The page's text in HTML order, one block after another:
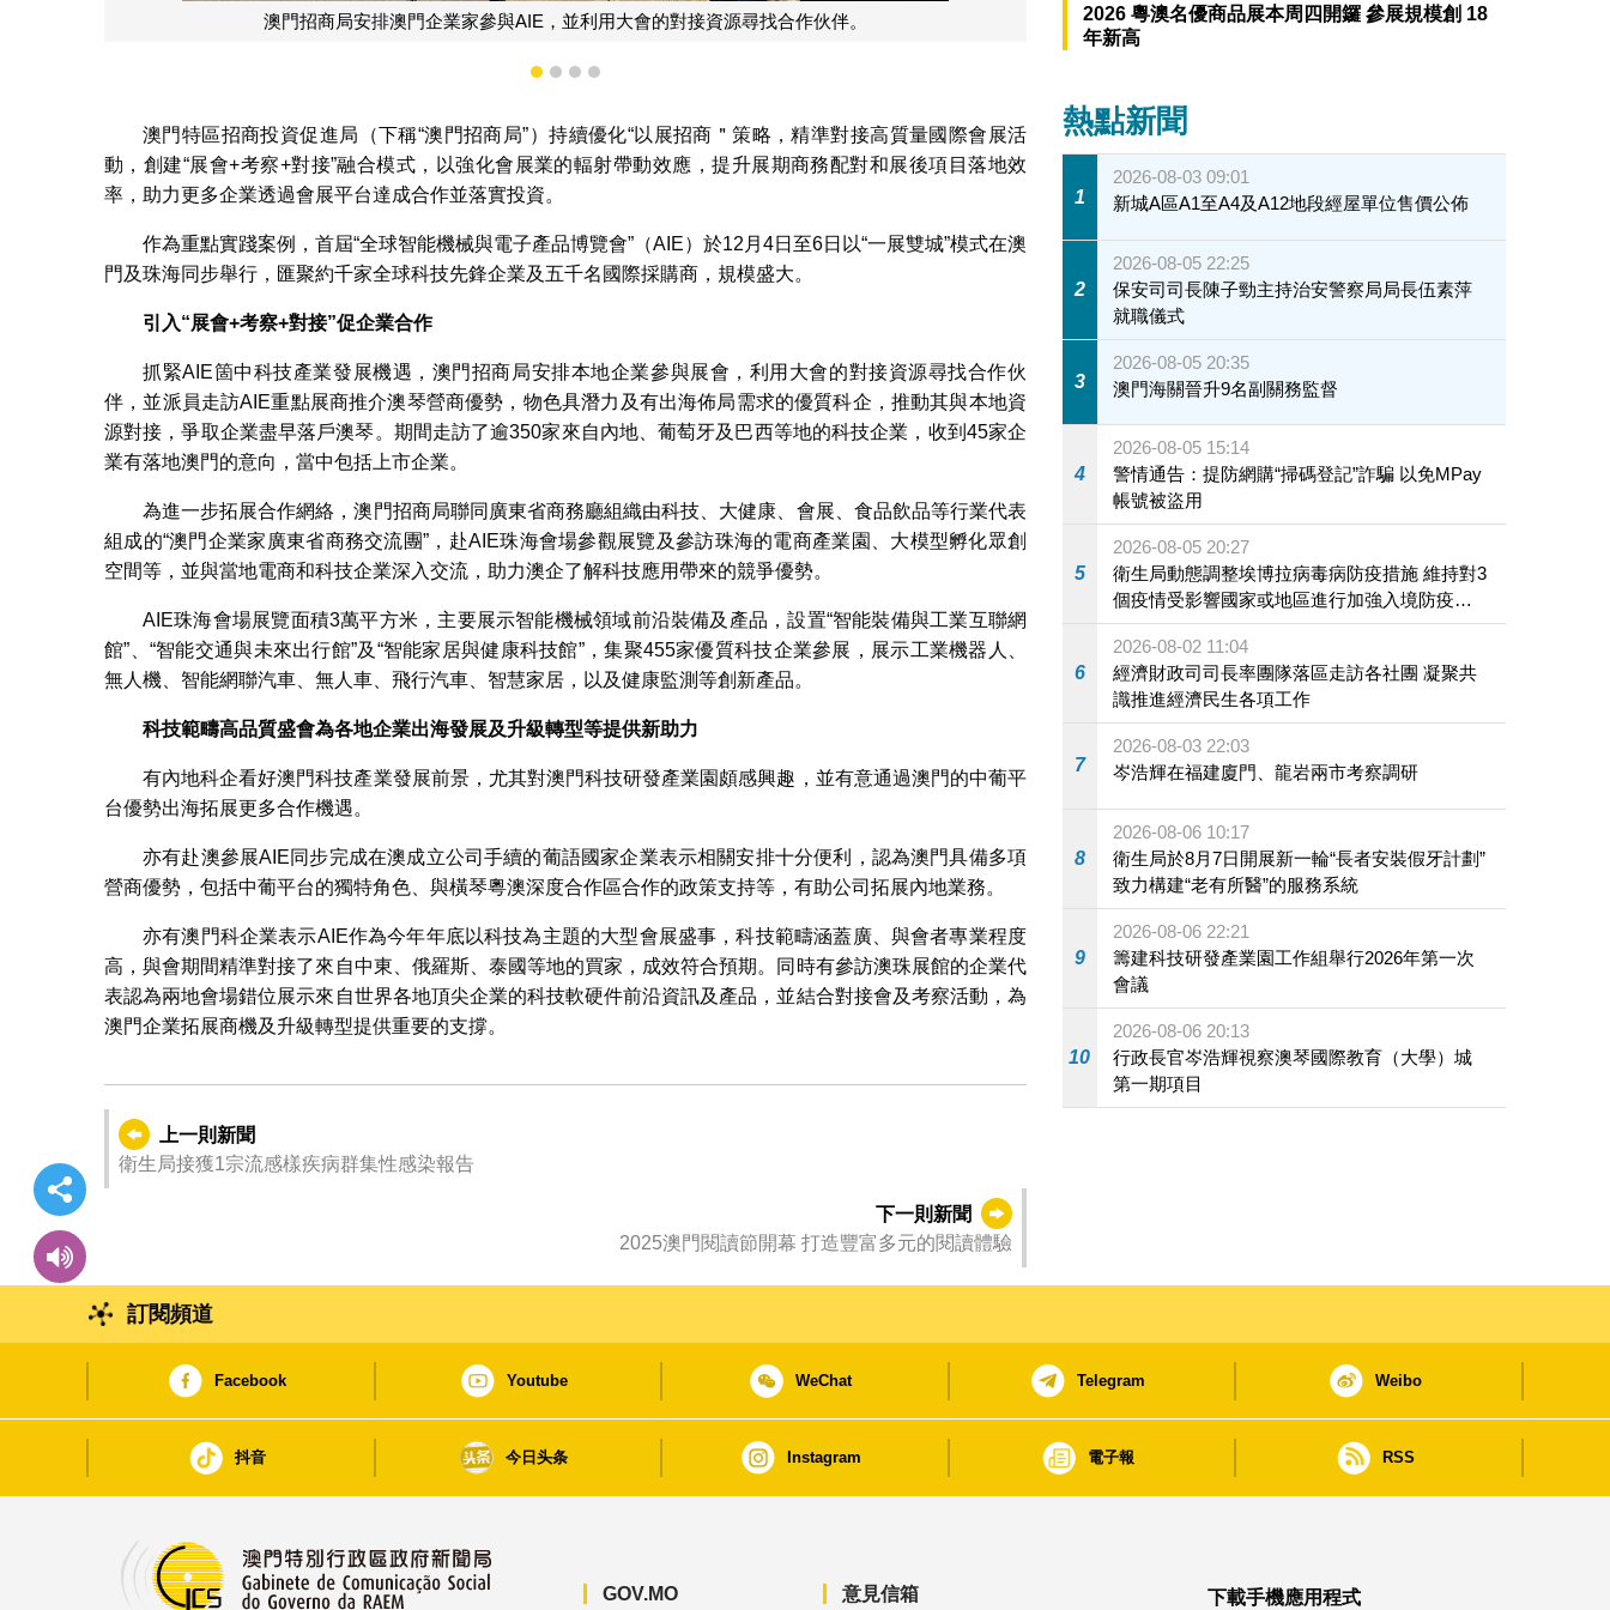
澳門招商局安排澳門企業家參與AIE，並利用大會的對接資源尋找合作伙伴。
1 2 3 4
澳門特區招商投資促進局（下稱“澳門招商局”）持續優化“以展招商＂策略，精準對接高質量國際會展活
動，創建“展會+考察+對接”融合模式，以強化會展業的輻射帶動效應，提升展期商務配對和展後項目落地效
率，助力更多企業透過會展平台達成合作並落實投資。
作為重點實踐案例，首屆“全球智能機械與電子產品博覽會”（AIE）於12月4日至6日以“一展雙城”模式在澳
門及珠海同步舉行，匯聚約千家全球科技先鋒企業及五千名國際採購商，規模盛大。
引入“展會+考察+對接”促企業合作
抓緊AIE箇中科技產業發展機遇，澳門招商局安排本地企業參與展會，利用大會的對接資源尋找合作伙
伴，並派員走訪AIE重點展商推介澳琴營商優勢，物色具潛力及有出海佈局需求的優質科企，推動其與本地資
源對接，爭取企業盡早落戶澳琴。期間走訪了逾350家來自內地、葡萄牙及巴西等地的科技企業，收到45家企
業有落地澳門的意向，當中包括上市企業。
為進一步拓展合作網絡，澳門招商局聯同廣東省商務廳組織由科技、大健康、會展、食品飲品等行業代表
組成的“澳門企業家廣東省商務交流團”，赴AIE珠海會場參觀展覽及參訪珠海的電商產業園、大模型孵化眾創
空間等，並與當地電商和科技企業深入交流，助力澳企了解科技應用帶來的競爭優勢。
AIE珠海會場展覽面積3萬平方米，主要展示智能機械領域前沿裝備及產品，設置“智能裝備與工業互聯網
館”、“智能交通與未來出行館”及“智能家居與健康科技館”，集聚455家優質科技企業參展，展示工業機器人、
無人機、智能網聯汽車、無人車、飛行汽車、智慧家居，以及健康監測等創新產品。
科技範疇高品質盛會為各地企業出海發展及升級轉型等提供新助力
有內地科企看好澳門科技產業發展前景，尤其對澳門科技研發產業園頗感興趣，並有意通過澳門的中葡平
台優勢出海拓展更多合作機遇。
亦有赴澳參展AIE同步完成在澳成立公司手續的葡語國家企業表示相關安排十分便利，認為澳門具備多項
營商優勢，包括中葡平台的獨特角色、與橫琴粵澳深度合作區合作的政策支持等，有助公司拓展內地業務。
亦有澳門科企業表示AIE作為今年年底以科技為主題的大型會展盛事，科技範疇涵蓋廣、與會者專業程度
高，與會期間精準對接了來自中東、俄羅斯、泰國等地的買家，成效符合預期。同時有參訪澳珠展館的企業代
表認為兩地會場錯位展示來自世界各地頂尖企業的科技軟硬件前沿資訊及產品，並結合對接會及考察活動，為
澳門企業拓展商機及升級轉型提供重要的支撐。
上一則新聞
衛生局接獲1宗流感樣疾病群集性感染報告
下一則新聞
2025澳門閱讀節開幕 打造豐富多元的閱讀體驗
2026 粵澳名優商品展本周四開鑼 參展規模創 18
年新高
熱點新聞
1
2026-08-03 09:01
新城A區A1至A4及A12地段經屋單位售價公佈
2
2026-08-05 22:25
保安司司長陳子勁主持治安警察局局長伍素萍
就職儀式
3
2026-08-05 20:35
澳門海關晉升9名副關務監督
4
2026-08-05 15:14
警情通告：提防網購“掃碼登記”詐騙 以免MPay
帳號被盜用
5
2026-08-05 20:27
衛生局動態調整埃博拉病毒病防疫措施 維持對3
個疫情受影響國家或地區進行加強入境防疫措
施
6
2026-08-02 11:04
經濟財政司司長率團隊落區走訪各社團 凝聚共
識推進經濟民生各項工作
7
2026-08-03 22:03
岑浩輝在福建廈門、龍岩兩市考察調研
8
2026-08-06 10:17
衛生局於8月7日開展新一輪“長者安裝假牙計劃”
致力構建“老有所醫”的服務系統
9
2026-08-06 22:21
籌建科技研發產業園工作組舉行2026年第一次
會議
10
2026-08-06 20:13
行政長官岑浩輝視察澳琴國際教育（大學）城
第一期項目
訂閱頻道
Facebook Youtube WeChat Telegram Weibo
抖音 今日头条 Instagram 電子報 RSS
GOV.MO 意見信箱 下載手機應用程式